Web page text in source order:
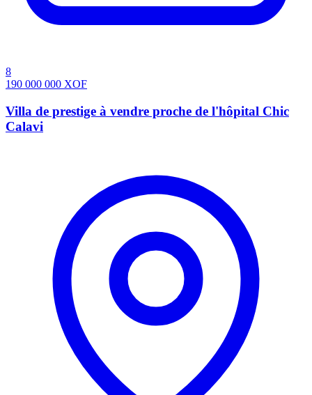
8
190 000 000 XOF
Villa de prestige à vendre proche de l'hôpital Chic
Calavi